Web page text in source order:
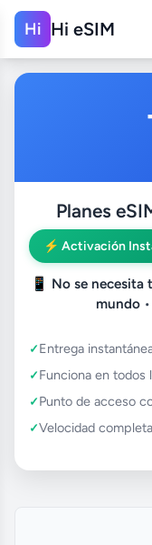
Hi Hi eSIM
Planes
⚡ Activación
📱 No se necesita
mundo•
Entrega
Funciona en todos
Punto de acceso
Velocidad